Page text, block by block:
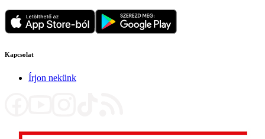
Kapcsolat
Írjon nekünk